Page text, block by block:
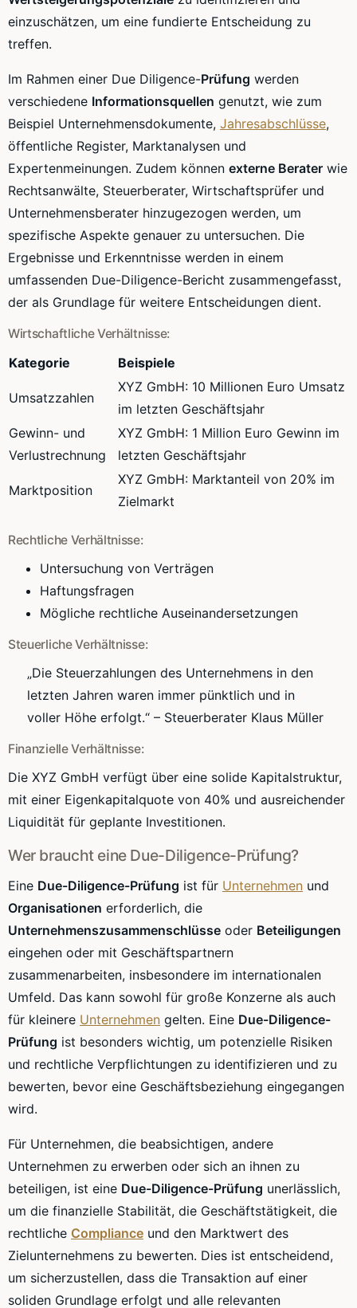
einzuschätzen, um eine fundierte Entscheidung zu
treffen.
Im Rahmen einer Due Diligence-Prüfung werden
verschiedene Informationsquellen genutzt, wie zum
Beispiel Unternehmensdokumente, Jahresabschlüsse,
öffentliche Register, Marktanalysen und
Expertenmeinungen. Zudem können externe Berater wie
Rechtsanwälte, Steuerberater, Wirtschaftsprüfer und
Unternehmensberater hinzugezogen werden, um
spezifische Aspekte genauer zu untersuchen. Die
Ergebnisse und Erkenntnisse werden in einem
umfassenden Due-Diligence-Bericht zusammengefasst,
der als Grundlage für weitere Entscheidungen dient.
Wirtschaftliche Verhältnisse:
Kategorie Beispiele
Umsatzzahlen
XYZ GmbH: 10 Millionen Euro Umsatz
im letzten Geschäftsjahr
Gewinn- und
Verlustrechnung
XYZ GmbH: 1 Million Euro Gewinn im
letzten Geschäftsjahr
Marktposition
XYZ GmbH: Marktanteil von 20% im
Zielmarkt
Rechtliche Verhältnisse:
Untersuchung von Verträgen
Haftungsfragen
Mögliche rechtliche Auseinandersetzungen
Steuerliche Verhältnisse:
„Die Steuerzahlungen des Unternehmens in den
letzten Jahren waren immer pünktlich und in
voller Höhe erfolgt.“ – Steuerberater Klaus Müller
Finanzielle Verhältnisse:
Die XYZ GmbH verfügt über eine solide Kapitalstruktur,
mit einer Eigenkapitalquote von 40% und ausreichender
Liquidität für geplante Investitionen.
Wer braucht eine Due-Diligence-Prüfung?
Eine Due-Diligence-Prüfung ist für Unternehmen und
Organisationen erforderlich, die
Unternehmenszusammenschlüsse oder Beteiligungen
eingehen oder mit Geschäftspartnern
zusammenarbeiten, insbesondere im internationalen
Umfeld. Das kann sowohl für große Konzerne als auch
für kleinere Unternehmen gelten. Eine Due-Diligence-
Prüfung ist besonders wichtig, um potenzielle Risiken
und rechtliche Verpflichtungen zu identifizieren und zu
bewerten, bevor eine Geschäftsbeziehung eingegangen
wird.
Für Unternehmen, die beabsichtigen, andere
Unternehmen zu erwerben oder sich an ihnen zu
beteiligen, ist eine Due-Diligence-Prüfung unerlässlich,
um die finanzielle Stabilität, die Geschäftstätigkeit, die
rechtliche Compliance und den Marktwert des
Zielunternehmens zu bewerten. Dies ist entscheidend,
um sicherzustellen, dass die Transaktion auf einer
soliden Grundlage erfolgt und alle relevanten